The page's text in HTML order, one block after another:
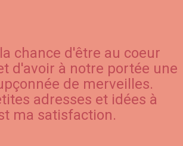
chance d'être au coeur
d'avoir à notre portée une
de merveilles.
adresses et idées à
ma satisfaction.